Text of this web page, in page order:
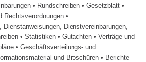
• Rundschreiben • Gesetzblatt •
Rechtsverordnungen •
Dienstanweisungen, Dienstvereinbarungen,
• Statistiken • Gutachten • Verträge und
• Geschäftsverteilungs- und
und Broschüren • Berichte